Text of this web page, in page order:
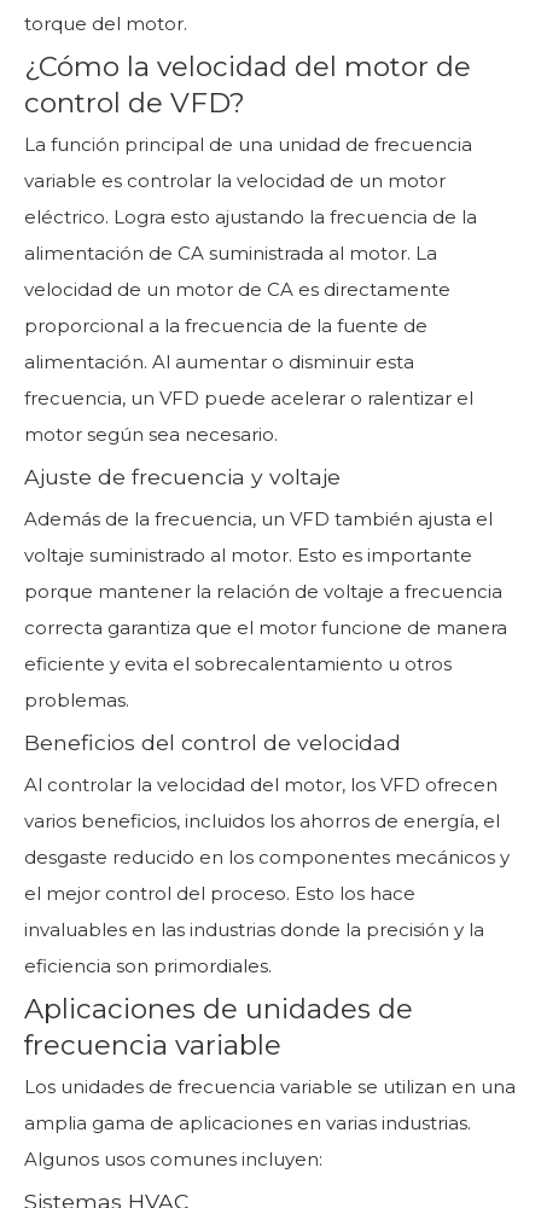
torque del motor.
¿Cómo la velocidad del motor de
control de VFD?
La función principal de una unidad de frecuencia
variable es controlar la velocidad de un motor
eléctrico. Logra esto ajustando la frecuencia de la
alimentación de CA suministrada al motor. La
velocidad de un motor de CA es directamente
proporcional a la frecuencia de la fuente de
alimentación. Al aumentar o disminuir esta
frecuencia, un VFD puede acelerar o ralentizar el
motor según sea necesario.
Ajuste de frecuencia y voltaje
Además de la frecuencia, un VFD también ajusta el
voltaje suministrado al motor. Esto es importante
porque mantener la relación de voltaje a frecuencia
correcta garantiza que el motor funcione de manera
eficiente y evita el sobrecalentamiento u otros
problemas.
Beneficios del control de velocidad
Al controlar la velocidad del motor, los VFD ofrecen
varios beneficios, incluidos los ahorros de energía, el
desgaste reducido en los componentes mecánicos y
el mejor control del proceso. Esto los hace
invaluables en las industrias donde la precisión y la
eficiencia son primordiales.
Aplicaciones de unidades de
frecuencia variable
Los unidades de frecuencia variable se utilizan en una
amplia gama de aplicaciones en varias industrias.
Algunos usos comunes incluyen:
Sistemas HVAC